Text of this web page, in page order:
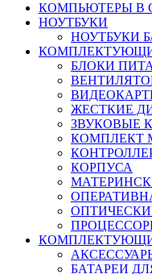
КОМПЬЮТЕРЫ В
НОУТБУКИ
НОУТБУКИ
БЛОКИ
ЖЕСТКИЕ
ЗВУКОВЫЕ
КОМПЛЕКТ
КОРПУСА
БАТАРЕИ